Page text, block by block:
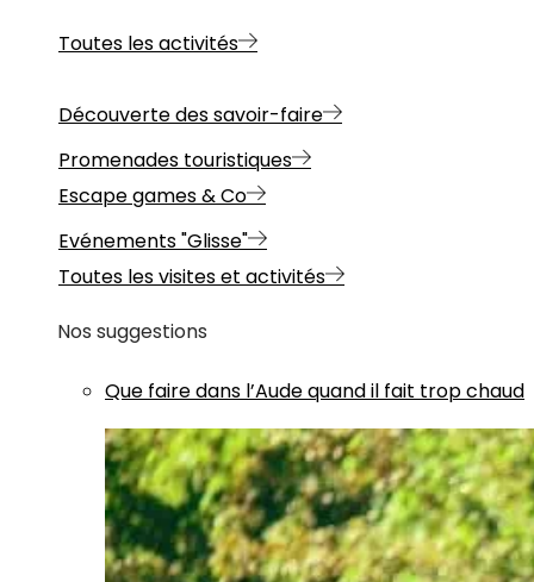
Toutes les activités
Découverte des savoir-faire
Promenades touristiques
Escape games & Co
Evénements "Glisse"
Toutes les visites et activités
Nos suggestions
Que faire dans l’Aude quand il fait trop chaud